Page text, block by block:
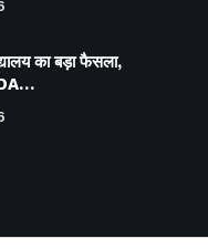
का बड़ा फैसला,
DA…